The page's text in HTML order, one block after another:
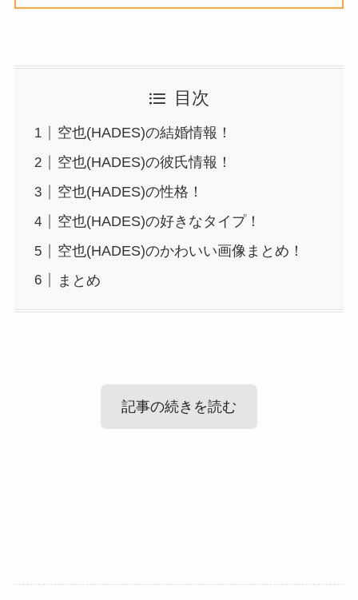
目次
空也(HADES)の結婚情報！
空也(HADES)の彼氏情報！
空也(HADES)の性格！
空也(HADES)の好きなタイプ！
空也(HADES)のかわいい画像まとめ！
まとめ
記事の続きを読む